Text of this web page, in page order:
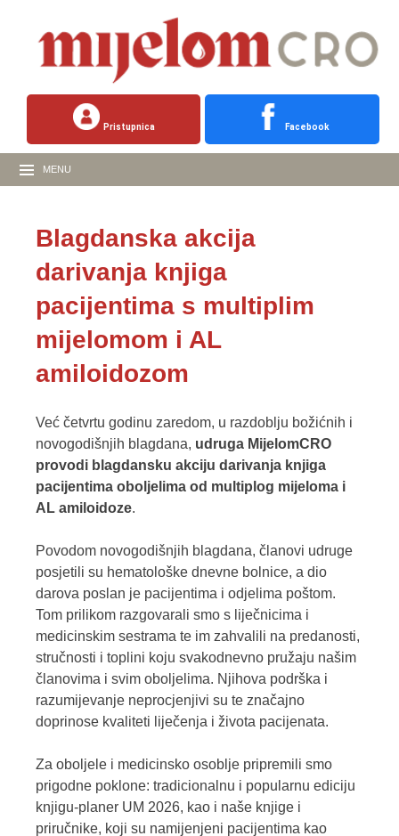
Pristupnica Facebook
MENU
Blagdanska akcija
darivanja knjiga
pacijentima s multiplim
mijelomom i AL
amiloidozom
Već četvrtu godinu zaredom, u razdoblju božićnih i
novogodišnjih blagdana, udruga MijelomCRO
provodi blagdansku akciju darivanja knjiga
pacijentima oboljelima od multiplog mijeloma i
AL amiloidoze.
Povodom novogodišnjih blagdana, članovi udruge
posjetili su hematološke dnevne bolnice, a dio
darova poslan je pacijentima i odjelima poštom.
Tom prilikom razgovarali smo s liječnicima i
medicinskim sestrama te im zahvalili na predanosti,
stručnosti i toplini koju svakodnevno pružaju našim
članovima i svim oboljelima. Njihova podrška i
razumijevanje neprocjenjivi su te značajno
doprinose kvaliteti liječenja i života pacijenata.
Za oboljele i medicinsko osoblje pripremili smo
prigodne poklone: tradicionalnu i popularnu ediciju
knjigu-planer UM 2026, kao i naše knjige i
priručnike, koji su namijenjeni pacijentima kao